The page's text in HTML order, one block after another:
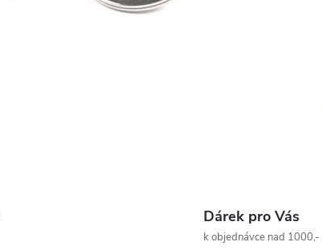
Dárek pro Vás
k objednávce nad 1000,-